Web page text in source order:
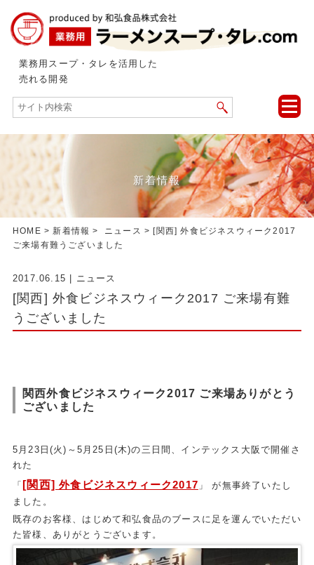
業務用スープ・タレを活用した
売れる開発
toggle
新着情報
HOME >新着情報 > ニュース > [関西] 外食ビジネスウィーク2017
ご来場有難うございました
2017.06.15 | ニュース
[関西] 外食ビジネスウィーク2017 ご来場有難
うございました
関西外食ビジネスウィーク2017 ご来場ありがとう
ございました
5月23日(火)～5月25日(木)の三日間、インテックス大阪で開催さ
れた
「 [関西]外食ビジネスウィーク2017 」 が無事終了いたし
ました。
既存のお客様、はじめて和弘食品のブースに足を運んでいただい
た皆様、ありがとうございます。